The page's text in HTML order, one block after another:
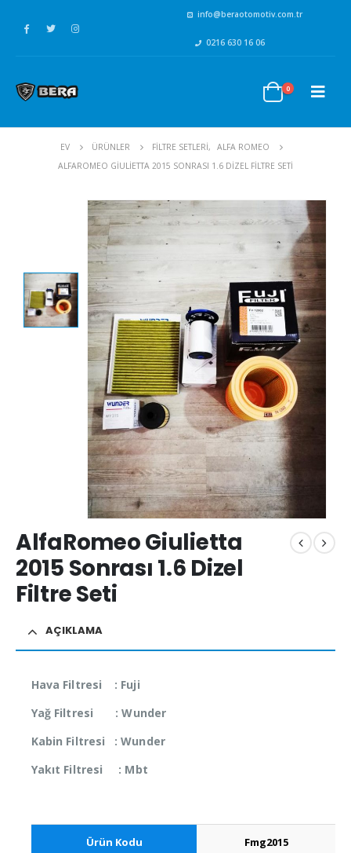
info@beraotomotiv.com.tr
0216 630 16 06
0
EV ÜRÜNLER FİLTRE SETLERİ,
ALFA ROMEO
ALFAROMEO GIULIETTA 2015 SONRASI 1.6 DIZEL FILTRE SETI
AlfaRomeo Giulietta
2015 Sonrası 1.6 Dizel
Filtre Seti
AÇIKLAMA
Hava Filtresi : Fuji
Yağ Filtresi : Wunder
Kabin Filtresi : Wunder
Yakıt Filtresi
: Mbt
Ürün Kodu Fmg2015